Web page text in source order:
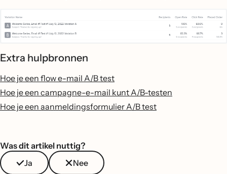
Extra hulpbronnen
Hoe je een flow e-mail A/B test
Hoe je een campagne-e-mail kunt A/B-testen
Hoe je een aanmeldingsformulier A/B test
Was dit artikel nuttig?
Ja
Nee